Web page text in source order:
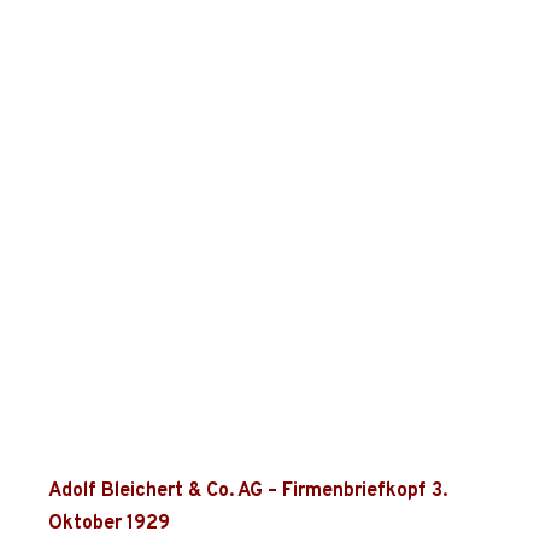
Adolf Bleichert & Co. AG – Firmenbriefkopf 3.
Oktober 1929